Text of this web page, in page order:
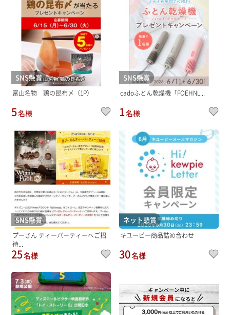
SNS懸賞
富山名物 鶏の昆布〆（1P）
5名様
SNS懸賞
cadoふとん乾燥機「FOEHNL...
1名様
SNS懸賞
プーさん ティーパーティーへご招
待...
25名様
ネット懸賞
キユーピー商品詰め合わせ
30名様